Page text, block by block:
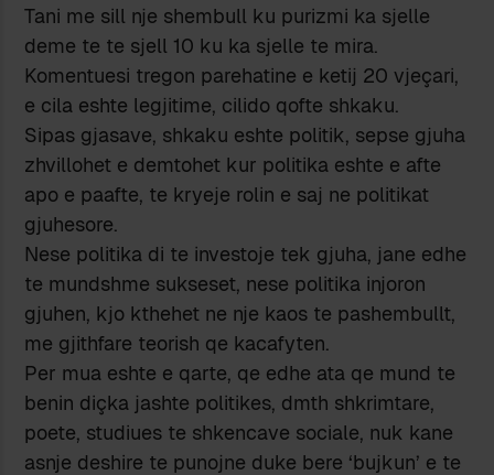
Tani me sill nje shembull ku purizmi ka sjelle
deme te te sjell 10 ku ka sjelle te mira.
Komentuesi tregon parehatine e ketij 20 vjeçari,
e cila eshte legjitime, cilido qofte shkaku.
Sipas gjasave, shkaku eshte politik, sepse gjuha
zhvillohet e demtohet kur politika eshte e afte
apo e paafte, te kryeje rolin e saj ne politikat
gjuhesore.
Nese politika di te investoje tek gjuha, jane edhe
te mundshme sukseset, nese politika injoron
gjuhen, kjo kthehet ne nje kaos te pashembullt,
me gjithfare teorish qe kacafyten.
Per mua eshte e qarte, qe edhe ata qe mund te
benin diçka jashte politikes, dmth shkrimtare,
poete, studiues te shkencave sociale, nuk kane
asnje deshire te punojne duke bere ‘bujkun’ e te